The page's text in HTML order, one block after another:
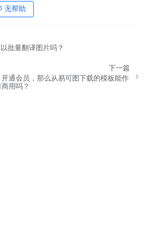
无帮助
批量翻译图片吗？
下一篇
通会员，那么从易可图下载的模板能作
用吗？